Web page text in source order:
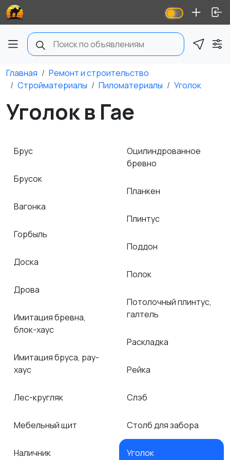
Главная
Ремонт и строительство
Стройматериалы
Пиломатериалы Уголок
Уголок в Гае
Брус
Брусок
Вагонка
Горбыль
Доска
Дрова
Имитация бревна,
блок-хаус
Имитация бруса, рау-
хаус
Лес-кругляк
Мебельный щит
Наличник
Оцилиндрованное
бревно
Планкен
Плинтус
Поддон
Полок
Потолочный плинтус,
галтель
Раскладка
Рейка
Слэб
Столб для забора
Уголок